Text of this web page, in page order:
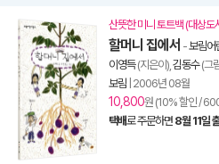
산뜻한 미니 토트백 (대상
할머니 집에서 -보림어
이영득(지은이), 김동수(그
보림 2006년 08월
10,800원 (10% 할인 /
택배로 주문하면 8월 11일